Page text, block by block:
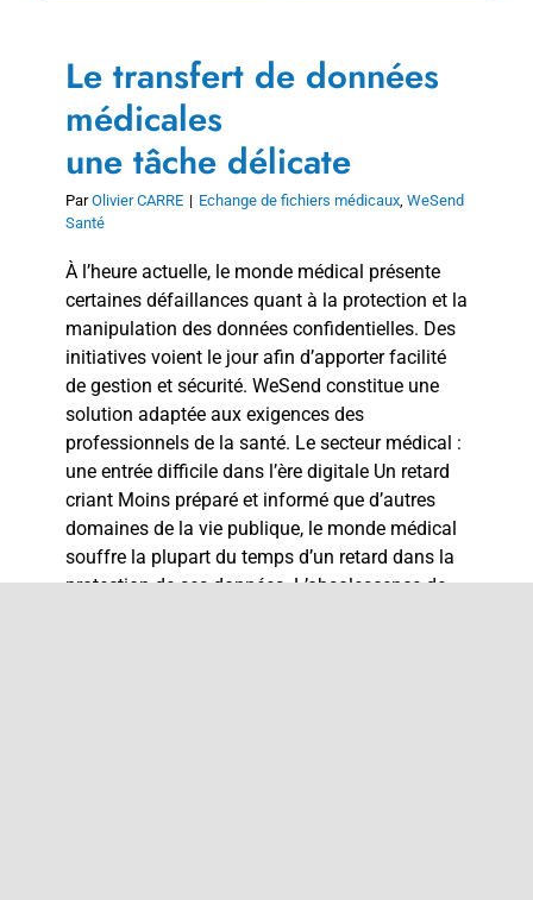
Le transfert de données
médicales
une tâche délicate
ParOlivier CARRE | Echange de fichiers médicaux WeSend
Santé
À l’heure actuelle, le monde médical présente
certaines défaillances quant à la protection et la
manipulation des données confidentielles. Des
initiatives voient le jour afin d’apporter facilité
de gestion et sécurité. WeSend constitue une
solution adaptée aux exigences des
professionnels de la santé. Le secteur médical :
une entrée difficile dans l’ère digitale Un retard
criant Moins préparé et informé que d’autres
domaines de la vie publique, le monde médical
souffre la plupart du temps d’un retard dans la
protection de ses données. L’obsolescence de